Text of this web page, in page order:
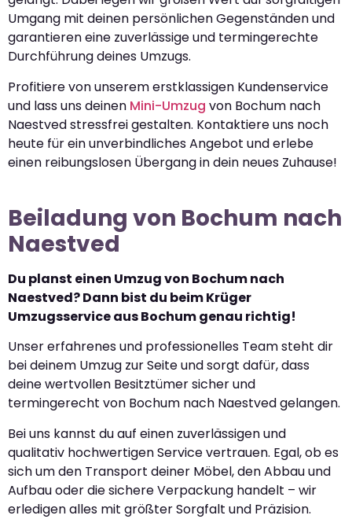
Umgang mit deinen persönlichen Gegenständen und
garantieren eine zuverlässige und termingerechte
Durchführung deines Umzugs.
Profitiere von unserem erstklassigen Kundenservice
und lass uns deinen Mini-Umzug von Bochum nach
Naestved stressfrei gestalten. Kontaktiere uns noch
heute für ein unverbindliches Angebot und erlebe
einen reibungslosen Übergang in dein neues Zuhause!
Beiladung von Bochum nach
Naestved
Du planst einen Umzug von Bochum nach
Naestved? Dann bist du beim Krüger
Umzugsservice aus Bochum genau richtig!
Unser erfahrenes und professionelles Team steht dir
bei deinem Umzug zur Seite und sorgt dafür, dass
deine wertvollen Besitztümer sicher und
termingerecht von Bochum nach Naestved gelangen.
Bei uns kannst du auf einen zuverlässigen und
qualitativ hochwertigen Service vertrauen. Egal, ob es
sich um den Transport deiner Möbel, den Abbau und
Aufbau oder die sichere Verpackung handelt – wir
erledigen alles mit größter Sorgfalt und Präzision.